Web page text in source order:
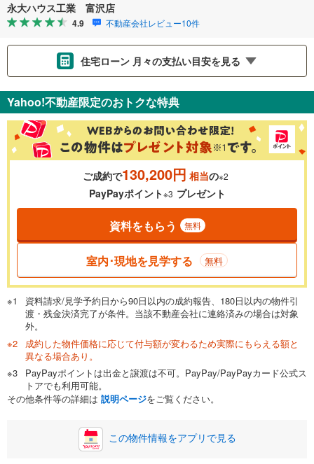
永大ハウス工業 富沢店
4.9 不動産会社レビュー10件
住宅ローン 月々の支払い目安を見る
金利 ％
0.01%
一般的には最長35年まで借り入れ可能です。多くの金融機関
が完済時の年齢は80歳までを条件としています。
閉じる
頭金 万円
0万円 8,680万円
自己資金から住宅購入にかけられる金額を入力してくださ
い。一般的には物件価格の2割までが目安です。
閉じる
ボーナス
万円
0円
Yahoo!不動産限定のおトクな特典
ご成約で130,200円 相当の※2
PayPayポイント※3 プレゼント
資料をもらう 無料
室内･現地を見学する 無料
資料請求/見学予約日から90日以内の成約報告、180日以内の物件引
渡・残金決済完了が条件。当該不動産会社に連絡済みの場合は対象
外。
成約した物件価格に応じて付与額が変わるため実際にもらえる額と
異なる場合あり。
PayPayポイントは出金と譲渡は不可。PayPay/PayPayカード公式ス
トアでも利用可能。
その他条件等の詳細は 説明ページをご覧ください。
この物件情報をアプリで見る